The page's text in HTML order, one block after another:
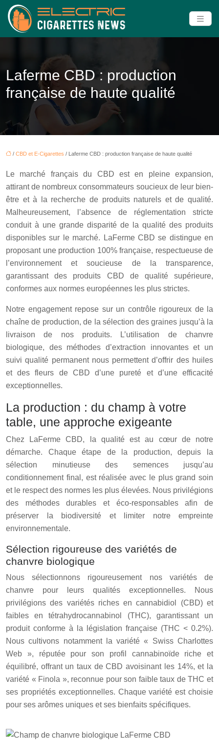
Laferme CBD : production
française de haute qualité
/ CBD et E-Cigarettes / Laferme CBD : production française de haute qualité
Le marché français du CBD est en pleine expansion,
attirant de nombreux consommateurs soucieux de leur bien-
être et à la recherche de produits naturels et de qualité.
Malheureusement, l’absence de réglementation stricte
conduit à une grande disparité de la qualité des produits
disponibles sur le marché. LaFerme CBD se distingue en
proposant une production 100% française, respectueuse de
l’environnement et soucieuse de la transparence,
garantissant des produits CBD de qualité supérieure,
conformes aux normes européennes les plus strictes.
Notre engagement repose sur un contrôle rigoureux de la
chaîne de production, de la sélection des graines jusqu’à la
livraison de nos produits. L’utilisation de chanvre
biologique, des méthodes d’extraction innovantes et un
suivi qualité permanent nous permettent d’offrir des huiles
et des fleurs de CBD d’une pureté et d’une efficacité
exceptionnelles.
La production : du champ à votre
table, une approche exigeante
Chez LaFerme CBD, la qualité est au cœur de notre
démarche. Chaque étape de la production, depuis la
sélection minutieuse des semences jusqu’au
conditionnement final, est réalisée avec le plus grand soin
et le respect des normes les plus élevées. Nous privilégions
des méthodes durables et éco-responsables afin de
préserver la biodiversité et limiter notre empreinte
environnementale.
Sélection rigoureuse des variétés de
chanvre biologique
Nous sélectionnons rigoureusement nos variétés de
chanvre pour leurs qualités exceptionnelles. Nous
privilégions des variétés riches en cannabidiol (CBD) et
faibles en tétrahydrocannabinol (THC), garantissant un
produit conforme à la législation française (THC < 0.2%).
Nous cultivons notamment la variété « Swiss Charlottes
Web », réputée pour son profil cannabinoïde riche et
équilibré, offrant un taux de CBD avoisinant les 14%, et la
variété « Finola », reconnue pour son faible taux de THC et
ses propriétés exceptionnelles. Chaque variété est choisie
pour ses arômes uniques et ses bienfaits spécifiques.